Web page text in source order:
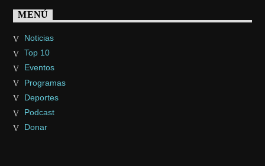
MENÚ
Noticias
Top 10
Eventos
Programas
Deportes
Podcast
Donar